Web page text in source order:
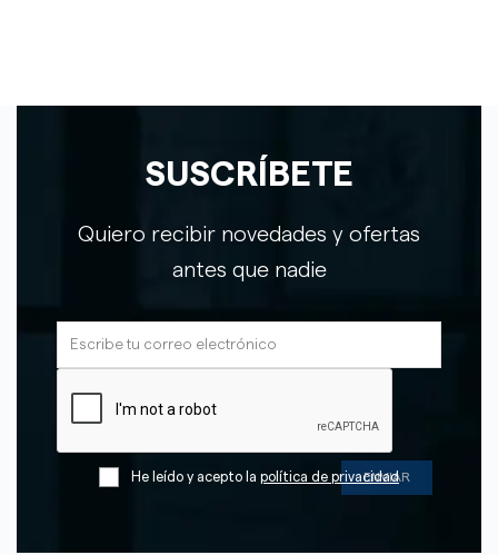
SUSCRÍBETE
Quiero recibir novedades y ofertas
antes que nadie
He leído y acepto la política de privacidad